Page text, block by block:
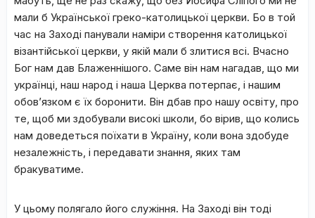
мали б Української греко-католицької церкви. Бо в той
час на Заході панували наміри створення католицької
візантійської церкви, у якій мали б злитися всі. Вчасно
Бог нам дав Блаженнішого. Саме він нам нагадав, що ми
українці, наш народ і наша Церква потерпає, і нашим
обов’язком є їх боронити. Він дбав про нашу освіту, про
те, щоб ми здобували високі школи, бо вірив, що колись
нам доведеться поїхати в Україну, коли вона здобуде
незалежність, і передавати знання, яких там
бракуватиме.
У цьому полягало його служіння. На Заході він тоді